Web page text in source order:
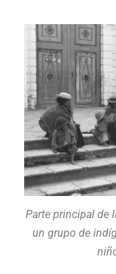
Parte principal de
un grupo de